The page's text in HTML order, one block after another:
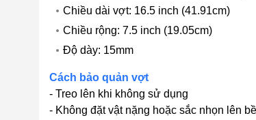
Chiều dài vợt: 16.5 inch (41.91cm)
Chiều rộng: 7.5 inch (19.05cm)
Độ dày: 15mm
Cách bảo quản vợt
- Treo lên khi không sử dụng
- Không đặt vật nặng hoặc sắc nhọn lên